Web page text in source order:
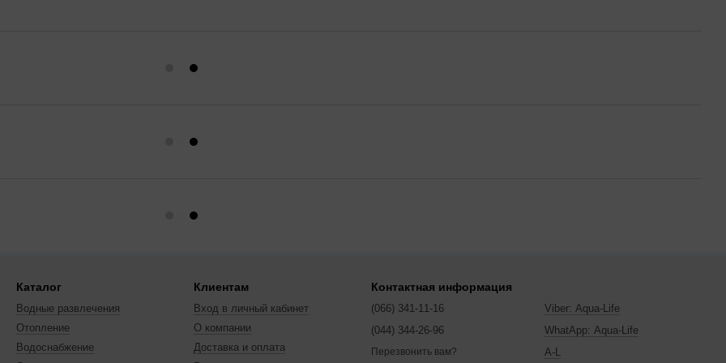
Каталог
Водные развлечения
Отопление
Водоснабжение
Клиентам
Вход в личный кабинет
О компании
Доставка и оплата
Контактная информация
(066) 341-11-16
(044) 344-26-96
Перезвонить вам?
Viber: Aqua-Life
WhatApp: Aqua-Life
A-L